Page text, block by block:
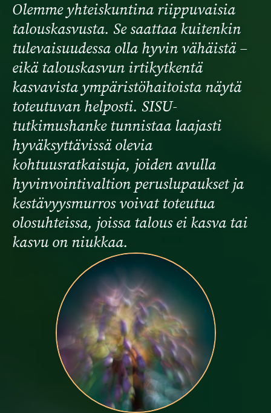
Olemme yhteiskuntina riippuvaisia
talouskasvusta. Se saattaa kuitenkin
tulevaisuudessa olla hyvin vähäistä –
eikä talouskasvun irtikytkentä
kasvavista ympäristöhaitoista näytä
toteutuvan helposti. SISU-
tutkimushanke tunnistaa laajasti
hyväksyttävissä olevia
kohtuusratkaisuja, joiden avulla
hyvinvointivaltion peruslupaukset ja
kestävyysmurros voivat toteutua
olosuhteissa, joissa talous ei kasva tai
kasvu on niukkaa.